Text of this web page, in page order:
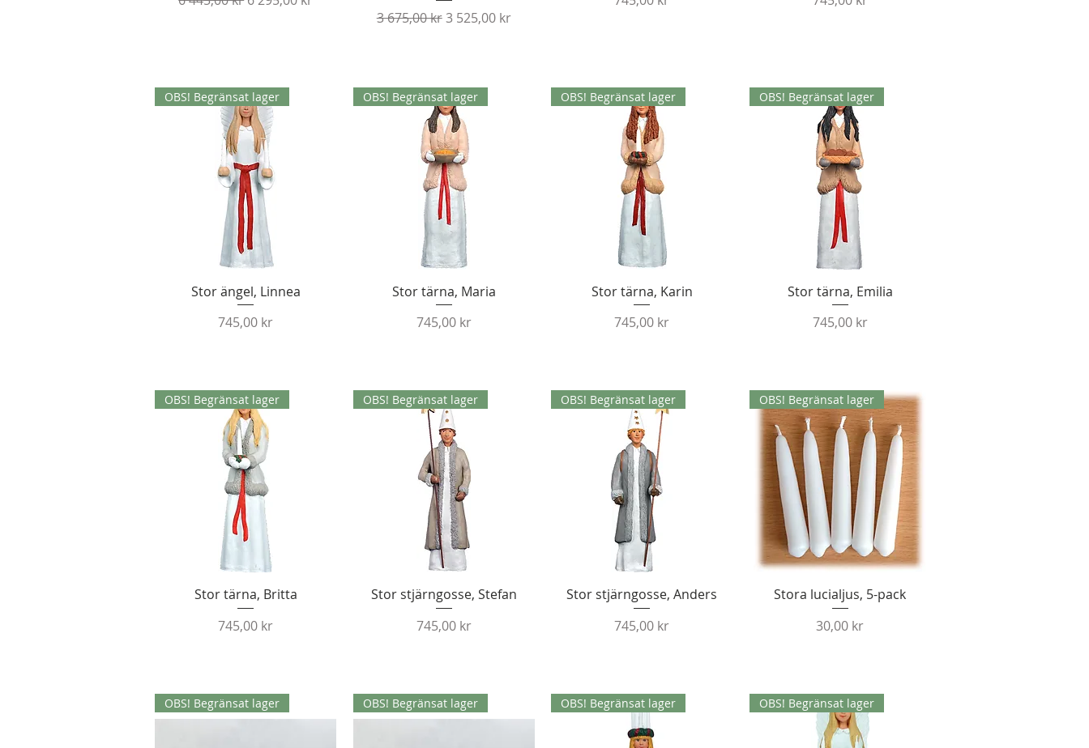
Ordinarie pris
3 675,00 krReapris
3 525,00 kr
Snabbvisning
OBS! Begränsat lager
Stor ängel, Linnea
Pris
745,00 kr
Snabbvisning
OBS! Begränsat lager
Stor tärna, Maria
Pris
745,00 kr
Snabbvisning
OBS! Begränsat lager
Stor tärna, Karin
Pris
745,00 kr
Snabbvisning
OBS! Begränsat lager
Stor tärna, Emilia
Pris
745,00 kr
Snabbvisning
OBS! Begränsat lager
Stor tärna, Britta
Pris
745,00 kr
Snabbvisning
OBS! Begränsat lager
Stor stjärngosse, Stefan
Pris
745,00 kr
Snabbvisning
OBS! Begränsat lager
Stor stjärngosse, Anders
Pris
745,00 kr
Snabbvisning
OBS! Begränsat lager
Stora lucialjus, 5-pack
Pris
30,00 kr
OBS! Begränsat lager OBS! Begränsat lager OBS! Begränsat lager OBS! Begränsat lager